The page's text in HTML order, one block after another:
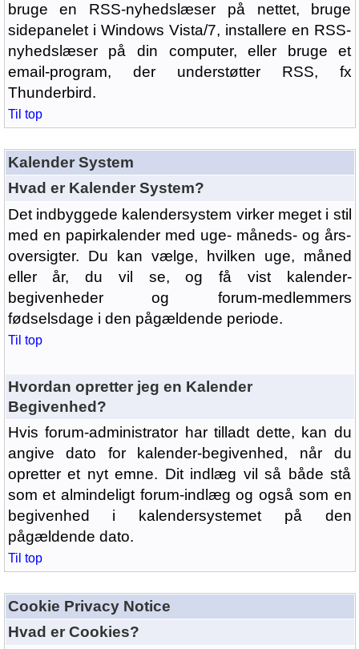
bruge en RSS-nyhedslæser på nettet, bruge
sidepanelet i Windows Vista/7, installere en RSS-
nyhedslæser på din computer, eller bruge et
email-program, der understøtter RSS, fx
Thunderbird.
Til top
Kalender System
Hvad er Kalender System?
Det indbyggede kalendersystem virker meget i stil
med en papirkalender med uge- måneds- og års-
oversigter. Du kan vælge, hvilken uge, måned
eller år, du vil se, og få vist kalender-
begivenheder og forum-medlemmers
fødselsdage i den pågældende periode.
Til top
Hvordan opretter jeg en Kalender
Begivenhed?
Hvis forum-administrator har tilladt dette, kan du
angive dato for kalender-begivenhed, når du
opretter et nyt emne. Dit indlæg vil så både stå
som et almindeligt forum-indlæg og også som en
begivenhed i kalendersystemet på den
pågældende dato.
Til top
Cookie Privacy Notice
Hvad er Cookies?